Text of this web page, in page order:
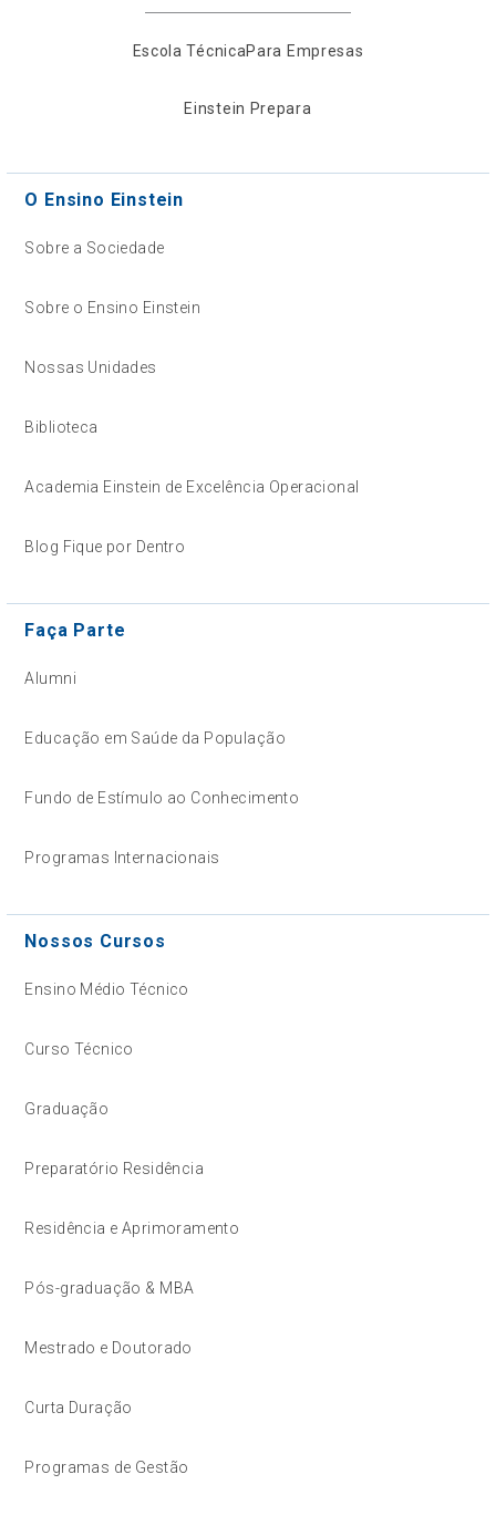
Escola TécnicaPara Empresas
Einstein Prepara
O Ensino Einstein
Sobre a Sociedade
Sobre o Ensino Einstein
Nossas Unidades
Biblioteca
Academia Einstein de Excelência Operacional
Blog Fique por Dentro
Faça Parte
Alumni
Educação em Saúde da População
Fundo de Estímulo ao Conhecimento
Programas Internacionais
Nossos Cursos
Ensino Médio Técnico
Curso Técnico
Graduação
Preparatório Residência
Residência e Aprimoramento
Pós-graduação & MBA
Mestrado e Doutorado
Curta Duração
Programas de Gestão